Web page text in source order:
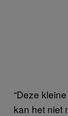
“Deze
kan het niet